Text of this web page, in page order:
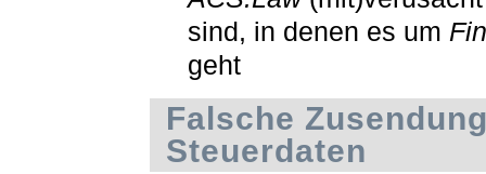
sind, in denen es um
geht
Falsche
Steuerdaten